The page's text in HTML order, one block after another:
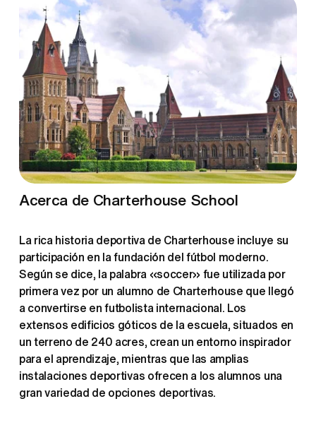
Acerca de Charterhouse School
La rica historia deportiva de Charterhouse incluye su
participación en la fundación del fútbol moderno.
Según se dice, la palabra «soccer» fue utilizada por
primera vez por un alumno de Charterhouse que llegó
a convertirse en futbolista internacional. Los
extensos edificios góticos de la escuela, situados en
un terreno de 240 acres, crean un entorno inspirador
para el aprendizaje, mientras que las amplias
instalaciones deportivas ofrecen a los alumnos una
gran variedad de opciones deportivas.